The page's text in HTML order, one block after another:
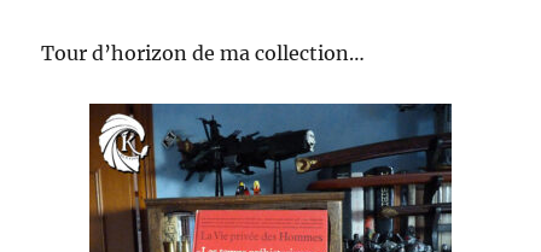
Tour d’horizon de ma collection…